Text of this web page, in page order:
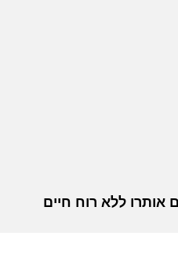
אותרו ללא רוח חיים